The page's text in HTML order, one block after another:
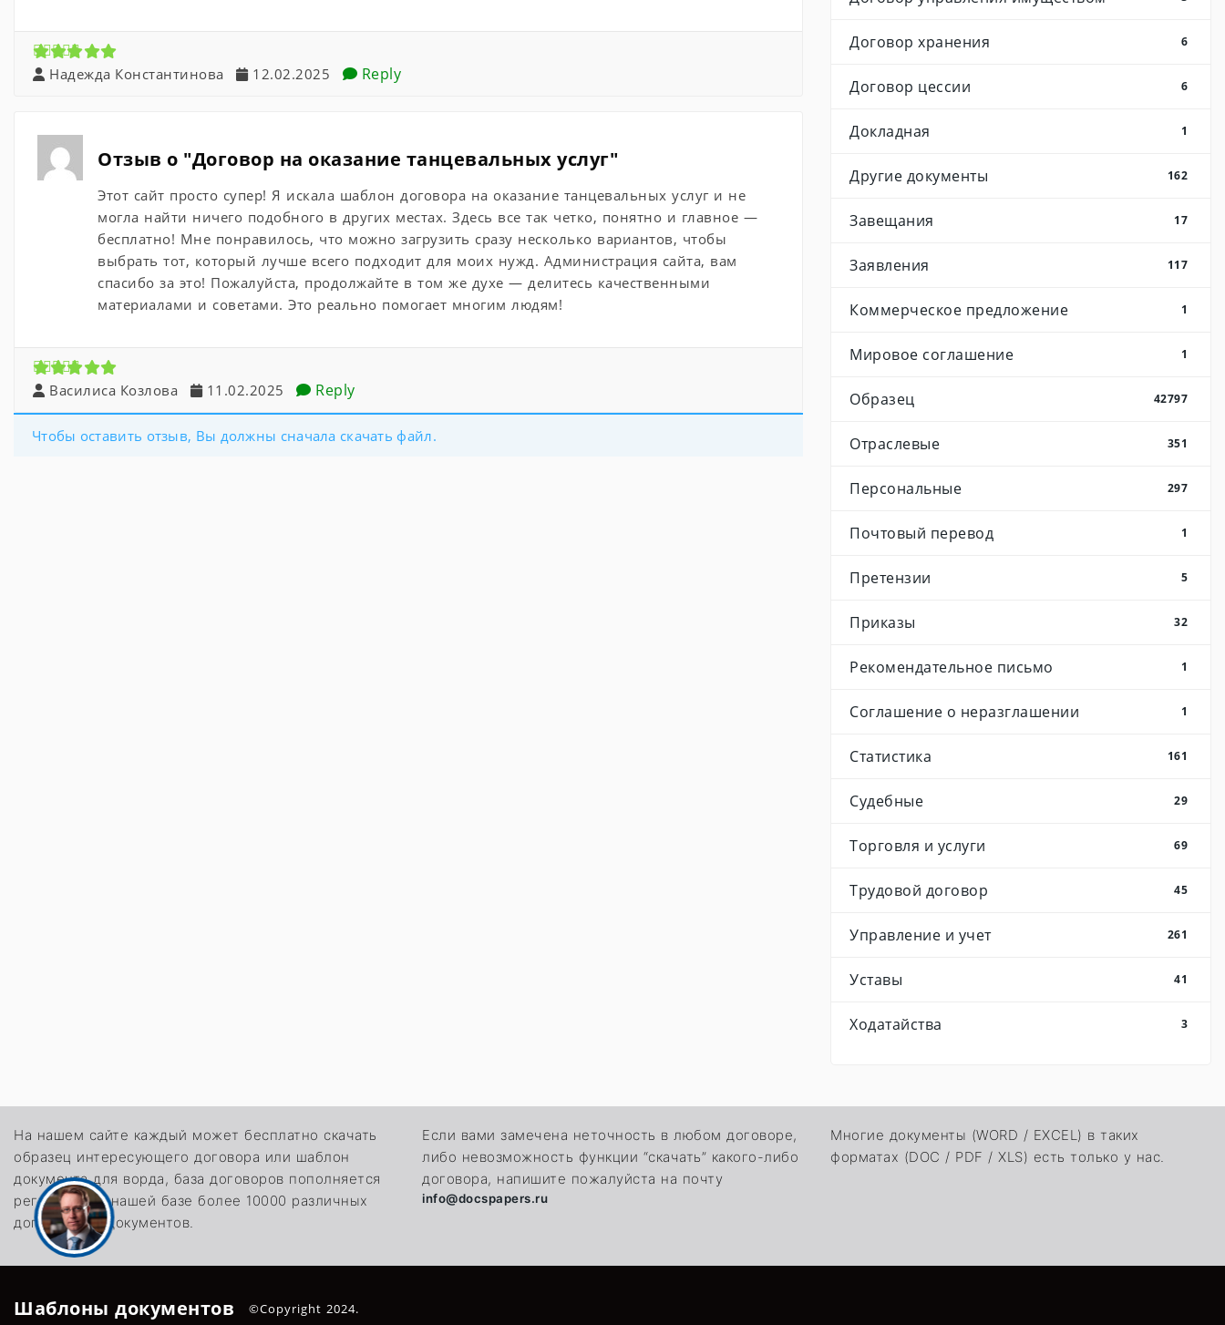
Надежда Константинова 12.02.2025 Reply
Отзыв о "Договор на оказание танцевальных услуг"
Этот сайт просто супер! Я искала шаблон договора на оказание танцевальных услуг и не
могла найти ничего подобного в других местах. Здесь все так четко, понятно и главное —
бесплатно! Мне понравилось, что можно загрузить сразу несколько вариантов, чтобы
выбрать тот, который лучше всего подходит для моих нужд. Администрация сайта, вам
спасибо за это! Пожалуйста, продолжайте в том же духе — делитесь качественными
материалами и советами. Это реально помогает многим людям!
Василиса Козлова 11.02.2025 Reply
Чтобы оставить отзыв, Вы должны сначала скачать файл.
Договор хранения 6
Договор цессии 6
Докладная 1
Другие документы 162
Завещания 17
Заявления 117
Коммерческое предложение 1
Мировое соглашение 1
Образец 42797
Отраслевые 351
Персональные 297
Почтовый перевод 1
Претензии 5
Приказы 32
Рекомендательное письмо 1
Соглашение о неразглашении 1
Статистика 161
Судебные 29
Торговля и услуги 69
Трудовой договор 45
Управление и учет 261
Уставы 41
Ходатайства 3
На нашем сайте каждый может бесплатно скачать
образец интересующего договора или шаблон
документа для ворда, база договоров пополняется
регулярно. В нашей базе более 10000 различных
договоров и документов.
Если вами замечена неточность в любом договоре,
либо невозможность функции “скачать” какого-либо
договора, напишите пожалуйста на почту
info@docspapers.ru
Многие документы (WORD / EXCEL) в таких
форматах (DOC / PDF / XLS) есть только у нас.
Шаблоны документов ©Copyright 2024.